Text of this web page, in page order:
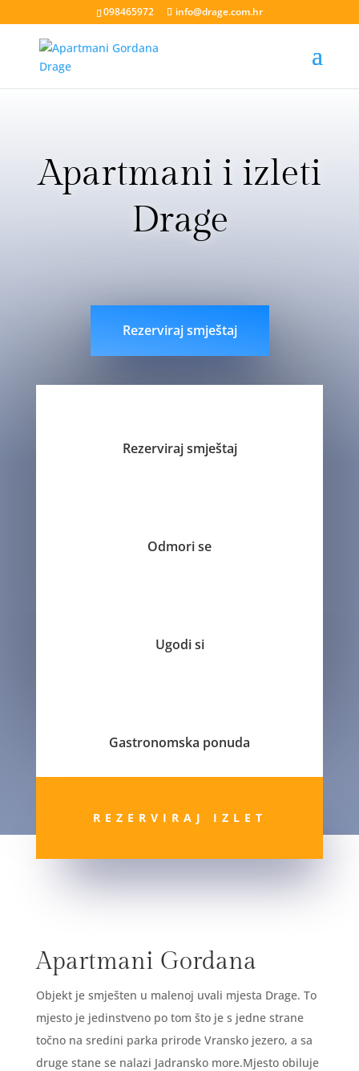
098465972 info@drage.com.hr
Apartmani i izleti
Drage
Rezerviraj smještaj
Rezerviraj smještaj
Odmori se
Ugodi si
Gastronomska ponuda
REZERVIRAJ IZLET
Apartmani Gordana
Objekt je smješten u malenoj uvali mjesta Drage. To
mjesto je jedinstveno po tom što je s jedne strane
točno na sredini parka prirode Vransko jezero, a sa
druge stane se nalazi Jadransko more.Mjesto obiluje